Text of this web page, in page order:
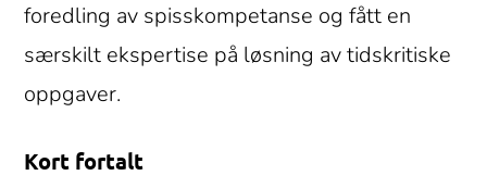
foredling av spisskompetanse og fått en
særskilt ekspertise på løsning av tidskritiske
oppgaver.
Kort fortalt